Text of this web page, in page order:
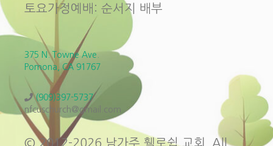
토요가정예배: 순서지 배부
375 N. Towne Ave.
Pomona, CA 91767
(909)397-5737
nfcuschurch@gmail.com
© 2012-2026 남가주 휄로쉽 교회. All